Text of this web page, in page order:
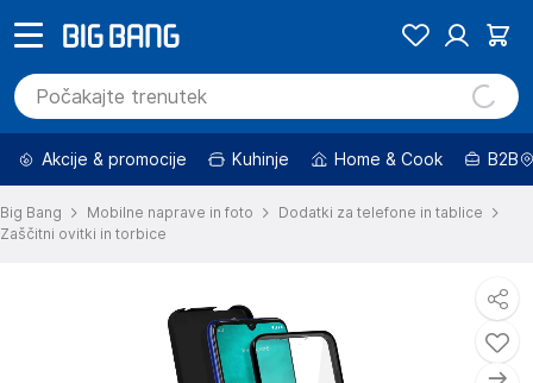
Akcije & promocije Kuhinje Home & Cook B2B
Big Bang Mobilne naprave in foto
Dodatki za telefone in tablice
Zaščitni ovitki in torbice